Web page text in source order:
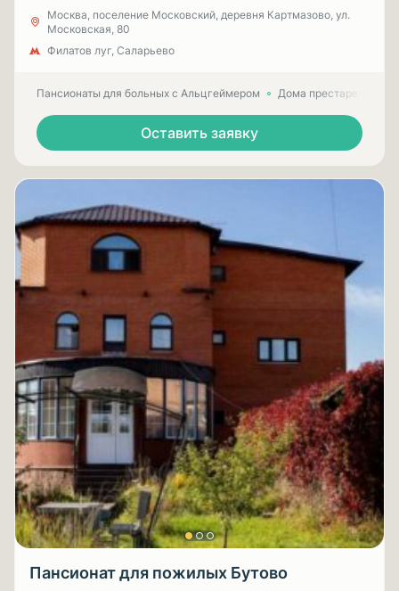
Москва, поселение Московский, деревня Картмазово, ул.
Московская, 80
Филатов луг, Саларьево
Пансионаты для больных с Альцгеймером Дома престарелых
Оставить заявку
Пансионат для пожилых Бутово